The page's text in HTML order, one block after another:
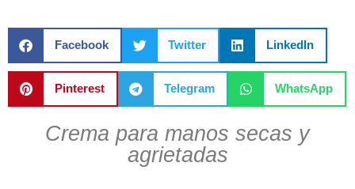
Facebook Twitter LinkedIn
Pinterest Telegram WhatsApp
Crema para manos secas y
agrietadas